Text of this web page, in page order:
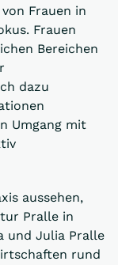
Frauen in
Frauen
Bereichen
dazu
Umgang mit
aussehen,
Pralle in
und Julia Pralle
rund